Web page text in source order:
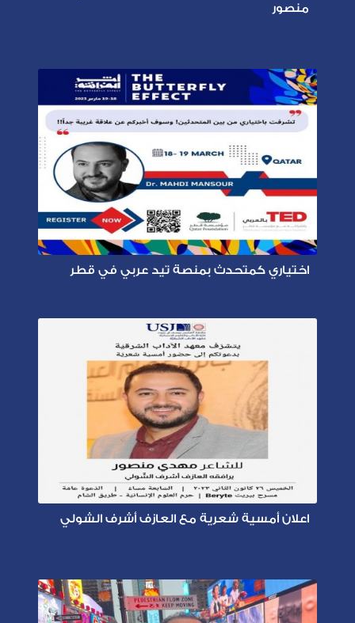
منصور
اختياري كمتحدث بمنصة تيد عربي في قطر
اعلان أمسية شعرية مع العازف أشرف الشولي